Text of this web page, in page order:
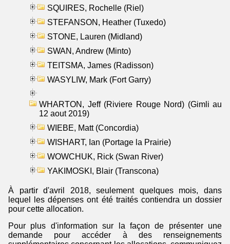
SQUIRES, Rochelle (Riel)
STEFANSON, Heather (Tuxedo)
STONE, Lauren (Midland)
SWAN, Andrew (Minto)
TEITSMA, James (Radisson)
WASYLIW, Mark (Fort Garry)
WHARTON, Jeff (Riviere Rouge Nord) (Gimli au
12 aout 2019)
WIEBE, Matt (Concordia)
WISHART, Ian (Portage la Prairie)
WOWCHUK, Rick (Swan River)
YAKIMOSKI, Blair (Transcona)
À partir d'avril 2018, seulement quelques mois, dans
lequel les dépenses ont été traités contiendra un dossier
pour cette allocation.
Pour plus d'information sur la façon de présenter une
demande pour accéder à des renseignements